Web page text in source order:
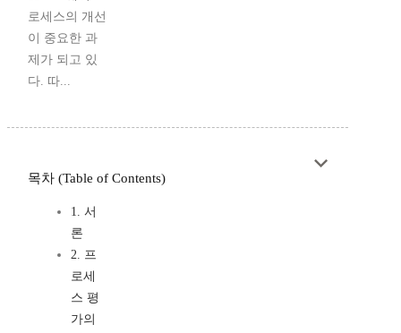
로세스의 개선
이 중요한 과
제가 되고 있
다. 따...
목차 (Table of Contents)
1. 서
론
2. 프
로세
스 평
가의